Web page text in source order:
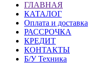
ГЛАВНАЯ
КАТАЛОГ
Оплата и доставка
РАССРОЧКА
КРЕДИТ
КОНТАКТЫ
Б/У Техника